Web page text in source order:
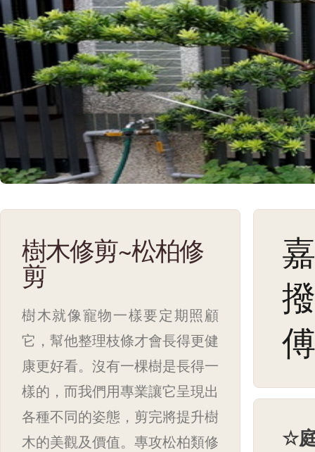
傅
☆
樹木修剪~松柏修
剪
樹木就像寵物一樣要定期照顧
它，幫他整理枝條才會長得更健
康更好看。沒有一棵樹是長得一
樣的，而我們用專業讓它呈現出
各種不同的姿態，剪完將提升樹
木的美觀及價值。專攻松柏類修